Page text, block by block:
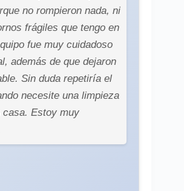
no rompieron nada, ni
frágiles que tengo en
fue muy cuidadoso
además de que dejaron
Sin duda repetiría el
necesite una limpieza
casa. Estoy muy